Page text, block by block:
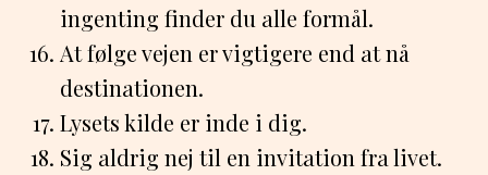
ingenting finder du alle formål.
At følge vejen er vigtigere end at nå
destinationen.
Lysets kilde er inde i dig.
Sig aldrig nej til en invitation fra livet.